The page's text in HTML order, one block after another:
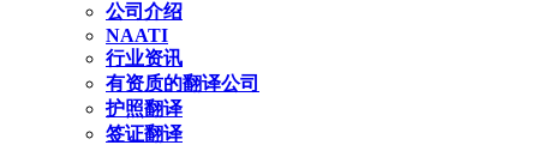
公司介绍
NAATI
行业资讯
有资质的翻译公司
护照翻译
签证翻译